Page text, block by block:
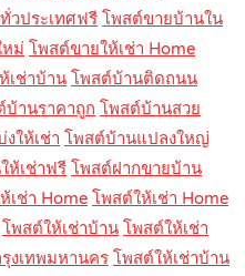
วประเทศฟรี โพสต์ขายบ้านใน
ม่ โพสต์ขายให้เช่า Home
เช่าบ้าน โพสต์บ้านติดถนน
บ้านราคาถูก โพสต์บ้านสวย
ให้เช่า โพสต์บ้านแปลงใหญ่
ห้เช่าฟรี โพสต์ฝากขายบ้าน
เช่า Home โพสต์ให้เช่า Home
โพสต์ให้เช่าบ้าน โพสต์ให้เช่า
งเทพมหานคร โพสต์ให้เช่าบ้าน